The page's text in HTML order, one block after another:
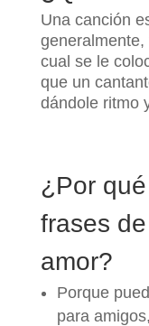
Una canción
cual se le
que un
dándole ritmo
¿Por
frases
amor?
Porque
para